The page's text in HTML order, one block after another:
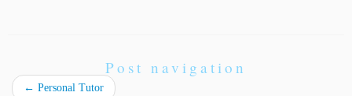
Post navigation
← Personal Tutor